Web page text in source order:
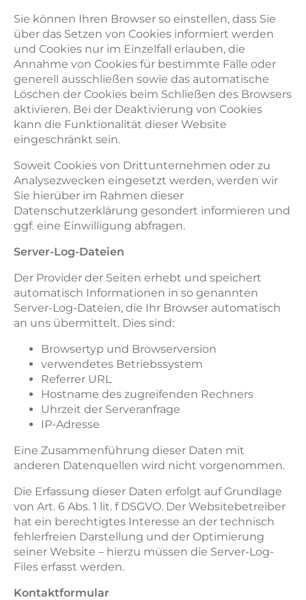
Sie können Ihren Browser so einstellen, dass Sie
über das Setzen von Cookies informiert werden
und Cookies nur im Einzelfall erlauben, die
Annahme von Cookies für bestimmte Fälle oder
generell ausschließen sowie das automatische
Löschen der Cookies beim Schließen des Browsers
aktivieren. Bei der Deaktivierung von Cookies
kann die Funktionalität dieser Website
eingeschränkt sein.
Soweit Cookies von Drittunternehmen oder zu
Analysezwecken eingesetzt werden, werden wir
Sie hierüber im Rahmen dieser
Datenschutzerklärung gesondert informieren und
ggf. eine Einwilligung abfragen.
Server-Log-Dateien
Der Provider der Seiten erhebt und speichert
automatisch Informationen in so genannten
Server-Log-Dateien, die Ihr Browser automatisch
an uns übermittelt. Dies sind:
Browsertyp und Browserversion
verwendetes Betriebssystem
Referrer URL
Hostname des zugreifenden Rechners
Uhrzeit der Serveranfrage
IP-Adresse
Eine Zusammenführung dieser Daten mit
anderen Datenquellen wird nicht vorgenommen.
Die Erfassung dieser Daten erfolgt auf Grundlage
von Art. 6 Abs. 1 lit. f DSGVO. Der Websitebetreiber
hat ein berechtigtes Interesse an der technisch
fehlerfreien Darstellung und der Optimierung
seiner Website – hierzu müssen die Server-Log-
Files erfasst werden.
Kontaktformular